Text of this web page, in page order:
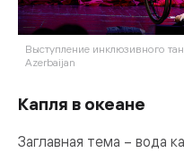
Выступление инклюзивного
Azerbaijan
Капля в океане
Заглавная тема – вода